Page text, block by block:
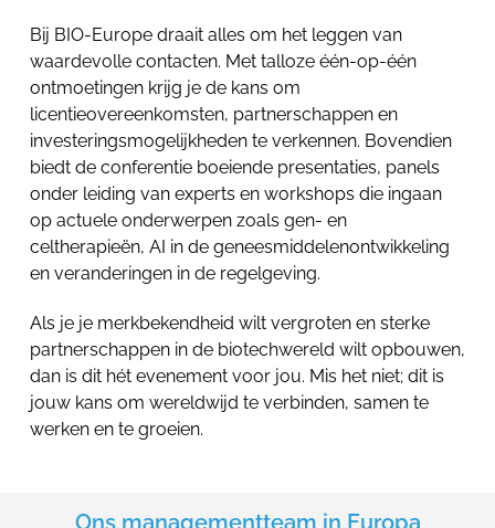
Bij BIO-Europe draait alles om het leggen van
waardevolle contacten. Met talloze één-op-één
ontmoetingen krijg je de kans om
licentieovereenkomsten, partnerschappen en
investeringsmogelijkheden te verkennen. Bovendien
biedt de conferentie boeiende presentaties, panels
onder leiding van experts en workshops die ingaan
op actuele onderwerpen zoals gen- en
celtherapieën, AI in de geneesmiddelenontwikkeling
en veranderingen in de regelgeving.
Als je je merkbekendheid wilt vergroten en sterke
partnerschappen in de biotechwereld wilt opbouwen,
dan is dit hét evenement voor jou. Mis het niet; dit is
jouw kans om wereldwijd te verbinden, samen te
werken en te groeien.
Ons managementteam in Europa